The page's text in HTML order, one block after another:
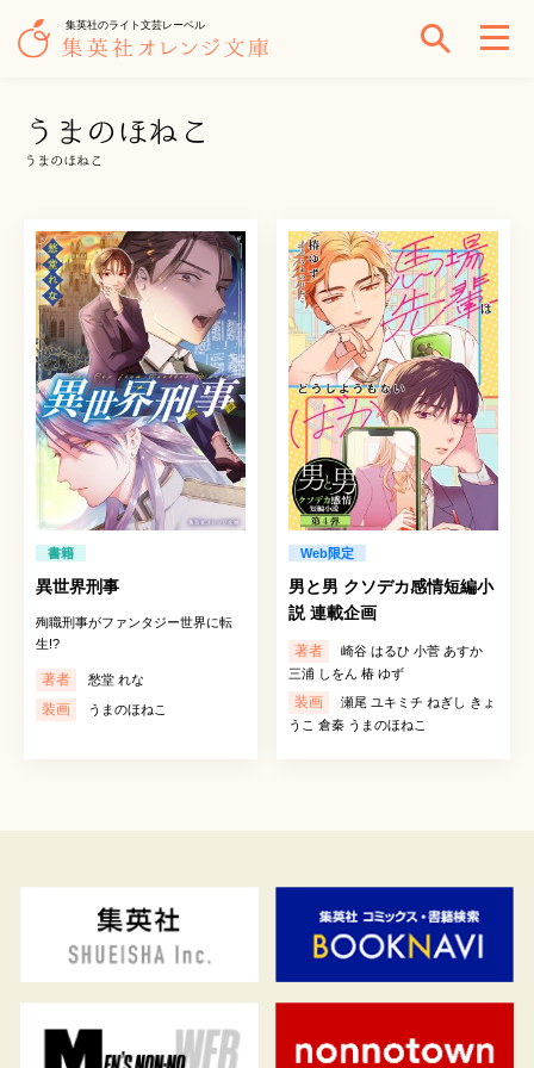
集英社のライト文芸レーベル
うまのほねこ
うまのほねこ
書籍
異世界刑事
殉職刑事がファンタジー世界に転
生!?
著者 愁堂 れな
装画 うまのほねこ
Web限定
男と男 クソデカ感情短編小
説 連載企画
著者
崎谷 はるひ 小菅 あすか
三浦 しをん 椿 ゆず
装画
瀬尾 ユキミチ ねぎし きょ
うこ 倉秦 うまのほねこ